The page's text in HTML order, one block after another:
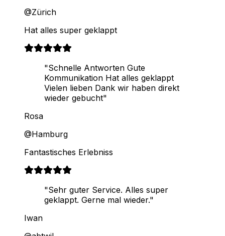
@Zürich
Hat alles super geklappt
"Schnelle Antworten Gute
Kommunikation Hat alles geklappt
Vielen lieben Dank wir haben direkt
wieder gebucht"
Rosa
@Hamburg
Fantastisches Erlebniss
"Sehr guter Service. Alles super
geklappt. Gerne mal wieder."
Iwan